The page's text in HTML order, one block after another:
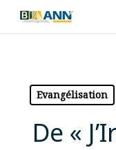
Skip
Evangélisation
De «